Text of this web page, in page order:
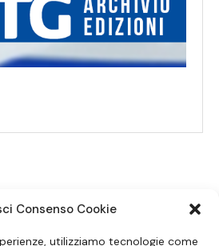
Consenso Cookie
utilizziamo tecnologie come
SUI SOCIAL